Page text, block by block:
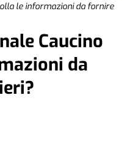
le informazioni da fornire
Caucino
da